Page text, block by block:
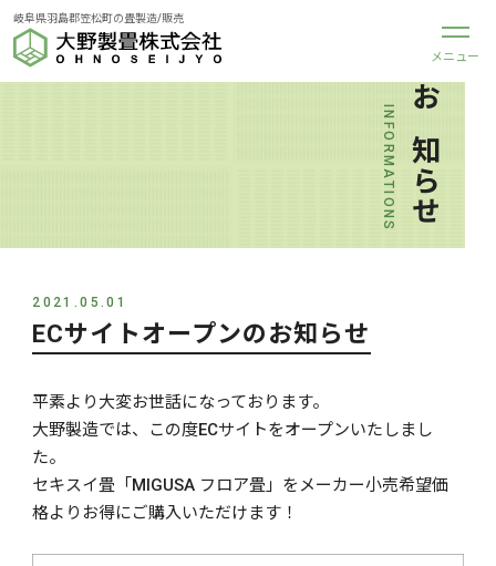
岐阜県羽島郡笠松町の畳製造/販売
お知らせ
INFORMATIONS
2021.05.01
ECサイトオープンのお知らせ
平素より大変お世話になっております。
大野製造では、この度ECサイトをオープンいたしまし
た。
セキスイ畳「MIGUSA フロア畳」をメーカー小売希望価
格よりお得にご購入いただけます！